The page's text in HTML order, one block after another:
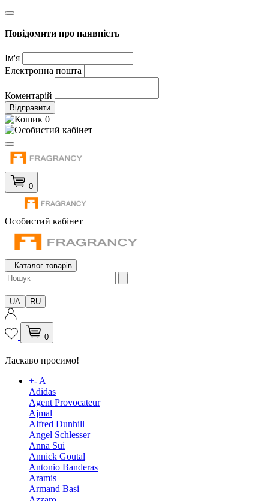
Повідомити про наявність
Ім'я
Електронна пошта
Коментарій
Відправити
0
0
Особистий кабінет
Каталог товарів
UA RU
0
Ласкаво просимо!
+-A
Adidas
Agent Provocateur
Ajmal
Alfred Dunhill
Angel Schlesser
Anna Sui
Annick Goutal
Antonio Banderas
Aramis
Armand Basi